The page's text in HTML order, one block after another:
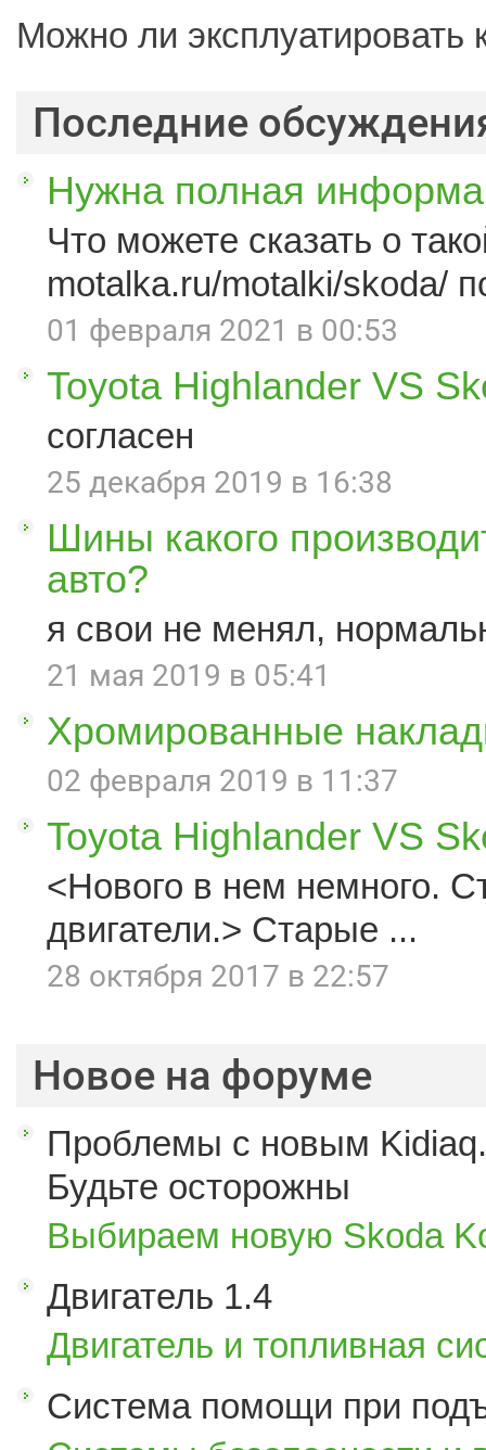
Можно ли эксплуатировать
Последние
Нужна полная
Что можете сказать о
motalka.ru/motalki/skoda/
01 февраля 2021 в 00:53
Toyota Highlander VS
согласен
25 декабря 2019 в 16:38
Шины какого
авто?
я свои не менял,
21 мая 2019 в 05:41
Хромированные
02 февраля 2019 в 11:37
Toyota Highlander VS
<Нового в нем немного.
двигатели.> Старые ...
28 октября 2017 в 22:57
Новое на форуме
Проблемы с новым
Будьте осторожны
Выбираем новую Skoda
Двигатель 1.4
Двигатель и топливная
Система помощи при